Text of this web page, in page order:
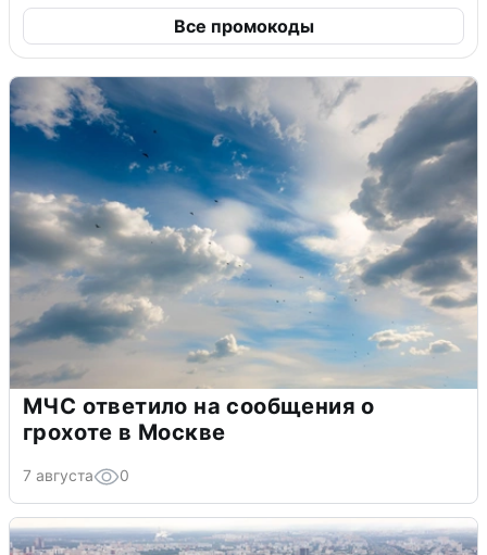
Все промокоды
МЧС ответило на сообщения о
грохоте в Москве
7 августа 0